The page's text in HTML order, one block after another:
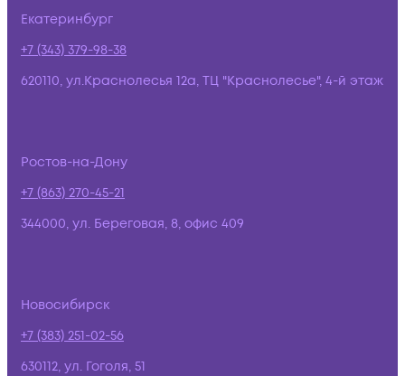
Екатеринбург
+7 (343) 379-98-38
620110, ул.Краснолесья 12а, ТЦ "Краснолесье", 4-й этаж
Ростов-на-Дону
+7 (863) 270-45-21
344000, ул. Береговая, 8, офис 409
Новосибирск
+7 (383) 251-02-56
630112, ул. Гоголя, 51